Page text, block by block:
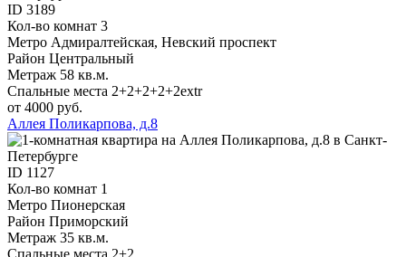
ID 3189
Кол-во комнат 3
Метро Адмиралтейская, Невский проспект
Район Центральный
Метраж 58 кв.м.
Спальные места 2+2+2+2+2extr
от 4000 руб.
Аллея Поликарпова, д.8
ID 1127
Кол-во комнат 1
Метро Пионерская
Район Приморский
Метраж 35 кв.м.
Спальные места 2+2